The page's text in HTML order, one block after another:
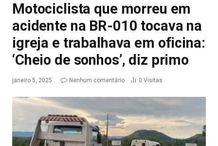
Motociclista que morreu em
acidente na BR-010 tocava na
igreja e trabalhava em oficina:
‘Cheio de sonhos’, diz primo
janeiro 5, 2025 Nenhum comentário 0 Visitas